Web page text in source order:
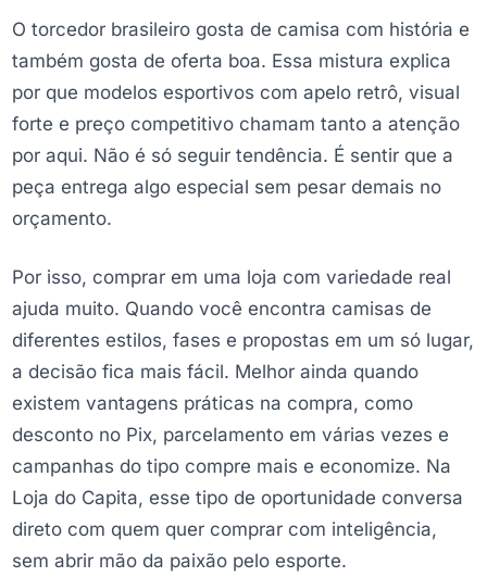
O torcedor brasileiro gosta de camisa com história e
também gosta de oferta boa. Essa mistura explica
por que modelos esportivos com apelo retrô, visual
forte e preço competitivo chamam tanto a atenção
por aqui. Não é só seguir tendência. É sentir que a
peça entrega algo especial sem pesar demais no
orçamento.
Por isso, comprar em uma loja com variedade real
ajuda muito. Quando você encontra camisas de
diferentes estilos, fases e propostas em um só lugar,
a decisão fica mais fácil. Melhor ainda quando
existem vantagens práticas na compra, como
desconto no Pix, parcelamento em várias vezes e
campanhas do tipo compre mais e economize. Na
Loja do Capita, esse tipo de oportunidade conversa
direto com quem quer comprar com inteligência,
sem abrir mão da paixão pelo esporte.